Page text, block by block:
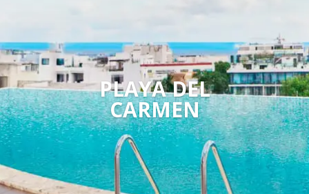
PLAYA DEL
CARMEN